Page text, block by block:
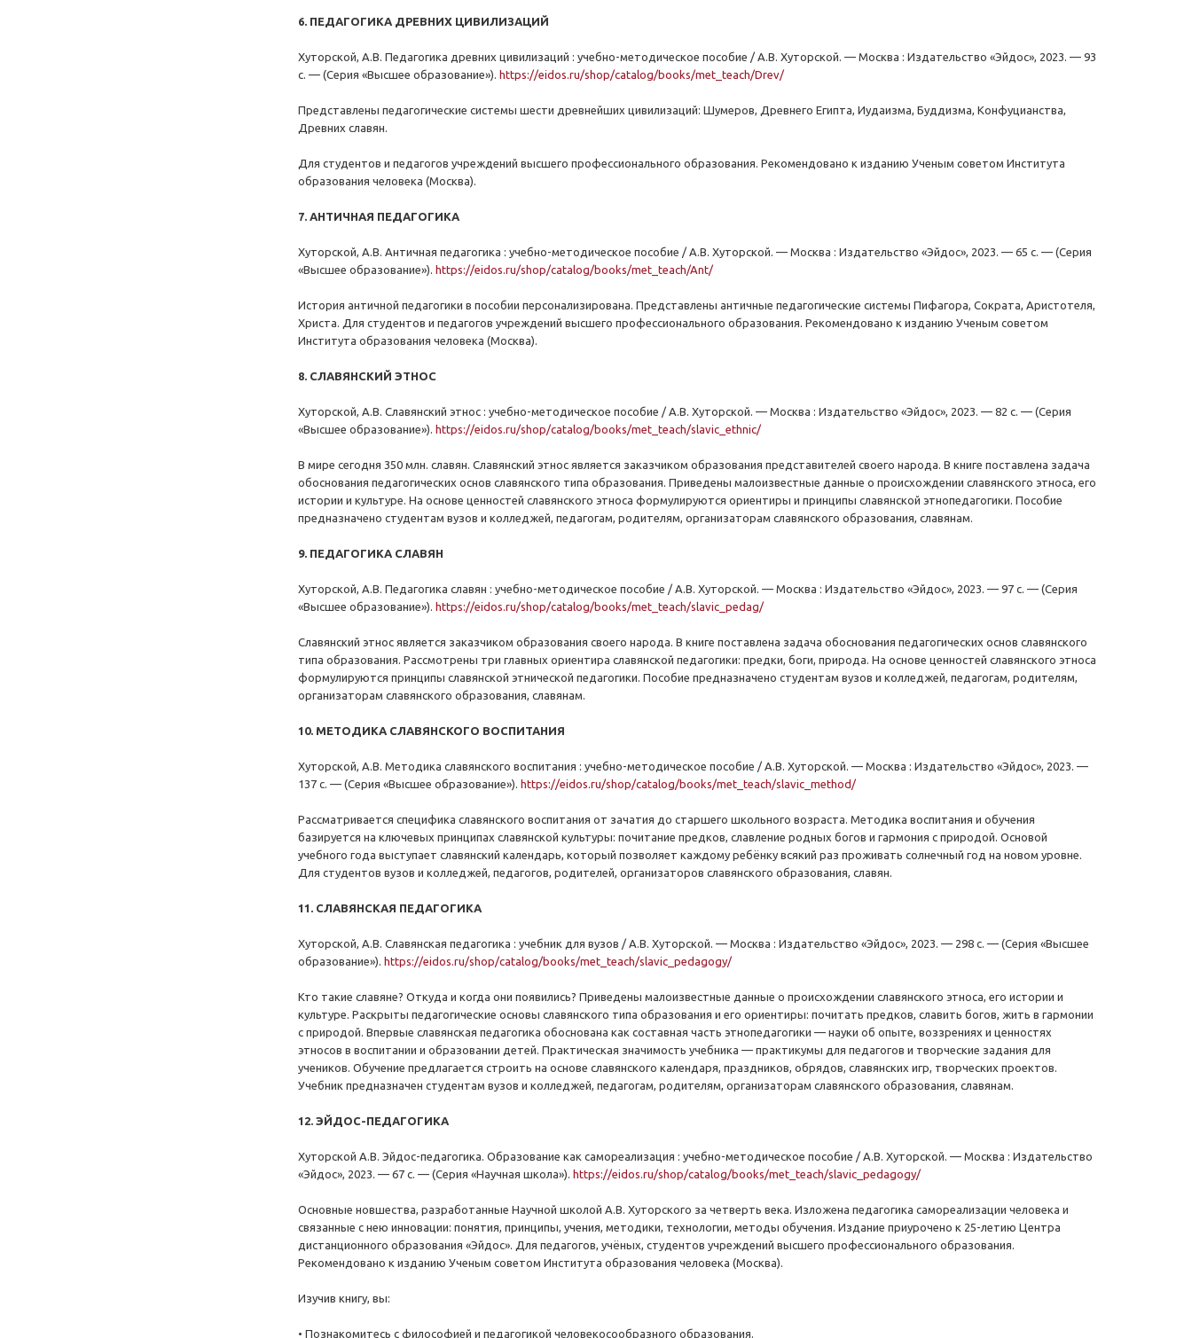
6. ПЕДАГОГИКА ДРЕВНИХ ЦИВИЛИЗАЦИЙ
Хуторской, А.В. Педагогика древних цивилизаций : учебно-методическое пособие / А.В. Хуторской. — Москва : Издательство «Эйдос», 2023. — 93
с. — (Серия «Высшее образование»). https://eidos.ru/shop/catalog/books/met_teach/Drev/
Представлены педагогические системы шести древнейших цивилизаций: Шумеров, Древнего Египта, Иудаизма, Буддизма, Конфуцианства,
Древних славян.
Для студентов и педагогов учреждений высшего профессионального образования. Рекомендовано к изданию Ученым советом Института
образования человека (Москва).
7. АНТИЧНАЯ ПЕДАГОГИКА
Хуторской, А.В. Античная педагогика : учебно-методическое пособие / А.В. Хуторской. — Москва : Издательство «Эйдос», 2023. — 65 с. — (Серия
«Высшее образование»). https://eidos.ru/shop/catalog/books/met_teach/Ant/
История античной педагогики в пособии персонализирована. Представлены античные педагогические системы Пифагора, Сократа, Аристотеля,
Христа. Для студентов и педагогов учреждений высшего профессионального образования. Рекомендовано к изданию Ученым советом
Института образования человека (Москва).
8. CЛАВЯНСКИЙ ЭТНОС
Хуторской, А.В. Славянский этнос : учебно-методическое пособие / А.В. Хуторской. — Москва : Издательство «Эйдос», 2023. — 82 с. — (Серия
«Высшее образование»). https://eidos.ru/shop/catalog/books/met_teach/slavic_ethnic/
В мире сегодня 350 млн. славян. Славянский этнос является заказчиком образования представителей своего народа. В книге поставлена задача
обоснования педагогических основ славянского типа образования. Приведены малоизвестные данные о происхождении славянского этноса, его
истории и культуре. На основе ценностей славянского этноса формулируются ориентиры и принципы славянской этнопедагогики. Пособие
предназначено студентам вузов и колледжей, педагогам, родителям, организаторам славянского образования, славянам.
9. ПЕДАГОГИКА СЛАВЯН
Хуторской, А.В. Педагогика славян : учебно-методическое пособие / А.В. Хуторской. — Москва : Издательство «Эйдос», 2023. — 97 с. — (Серия
«Высшее образование»). https://eidos.ru/shop/catalog/books/met_teach/slavic_pedag/
Славянский этнос является заказчиком образования своего народа. В книге поставлена задача обоснования педагогических основ славянского
типа образования. Рассмотрены три главных ориентира славянской педагогики: предки, боги, природа. На основе ценностей славянского этноса
формулируются принципы славянской этнической педагогики. Пособие предназначено студентам вузов и колледжей, педагогам, родителям,
организаторам славянского образования, славянам.
10. МЕТОДИКА СЛАВЯНСКОГО ВОСПИТАНИЯ
Хуторской, А.В. Методика славянского воспитания : учебно-методическое пособие / А.В. Хуторской. — Москва : Издательство «Эйдос», 2023. —
137 с. — (Серия «Высшее образование»). https://eidos.ru/shop/catalog/books/met_teach/slavic_method/
Рассматривается специфика славянского воспитания от зачатия до старшего школьного возраста. Методика воспитания и обучения
базируется на ключевых принципах славянской культуры: почитание предков, славление родных богов и гармония с природой. Основой
учебного года выступает славянский календарь, который позволяет каждому ребёнку всякий раз проживать солнечный год на новом уровне.
Для студентов вузов и колледжей, педагогов, родителей, организаторов славянского образования, славян.
11. СЛАВЯНСКАЯ ПЕДАГОГИКА
Хуторской, А.В. Славянская педагогика : учебник для вузов / А.В. Хуторской. — Москва : Издательство «Эйдос», 2023. — 298 с. — (Серия «Высшее
образование»). https://eidos.ru/shop/catalog/books/met_teach/slavic_pedagogy/
Кто такие славяне? Откуда и когда они появились? Приведены малоизвестные данные о происхождении славянского этноса, его истории и
культуре. Раскрыты педагогические основы славянского типа образования и его ориентиры: почитать предков, славить богов, жить в гармонии
с природой. Впервые славянская педагогика обоснована как составная часть этнопедагогики — науки об опыте, воззрениях и ценностях
этносов в воспитании и образовании детей. Практическая значимость учебника — практикумы для педагогов и творческие задания для
учеников. Обучение предлагается строить на основе славянского календаря, праздников, обрядов, славянских игр, творческих проектов.
Учебник предназначен студентам вузов и колледжей, педагогам, родителям, организаторам славянского образования, славянам.
12. ЭЙДОС-ПЕДАГОГИКА
Хуторской А.В. Эйдос-педагогика. Образование как самореализация : учебно-методическое пособие / А.В. Хуторской. — Москва : Издательство
«Эйдос», 2023. — 67 с. — (Серия «Научная школа»). https://eidos.ru/shop/catalog/books/met_teach/slavic_pedagogy/
Основные новшества, разработанные Научной школой А.В. Хуторского за четверть века. Изложена педагогика самореализации человека и
связанные с нею инновации: понятия, принципы, учения, методики, технологии, методы обучения. Издание приурочено к 25-летию Центра
дистанционного образования «Эйдос». Для педагогов, учёных, студентов учреждений высшего профессионального образования.
Рекомендовано к изданию Ученым советом Института образования человека (Москва).
Изучив книгу, вы:
• Познакомитесь с философией и педагогикой человекосообразного образования.